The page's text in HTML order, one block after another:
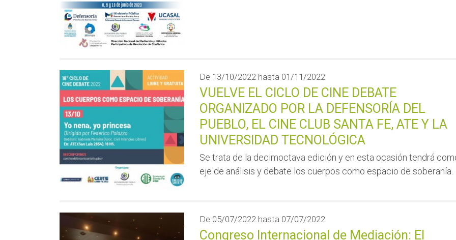
De 13/10/2022 hasta 01/11/2022
VUELVE EL CICLO DE CINE DEBATE
ORGANIZADO POR LA DEFENSORÍA DEL
PUEBLO, EL CINE CLUB SANTA FE, ATE Y LA
UNIVERSIDAD TECNOLÓGICA
Se trata de la decimoctava edición y en esta ocasión tendrá
eje de análisis y debate los cuerpos como espacio de soberanía.
De 05/07/2022 hasta 07/07/2022
Congreso Internacional de Mediación: El